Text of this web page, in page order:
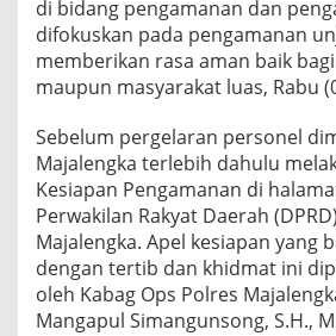
di bidang pengamanan dan
difokuskan pada pengamanan
memberikan rasa aman baik
maupun masyarakat luas, Rabu
Sebelum pergelaran personel
Majalengka terlebih dahulu
Kesiapan Pengamanan di
Perwakilan Rakyat Daerah
Majalengka. Apel kesiapan yang
dengan tertib dan khidmat ini
oleh Kabag Ops Polres
Mangapul Simangunsong, S.H.,